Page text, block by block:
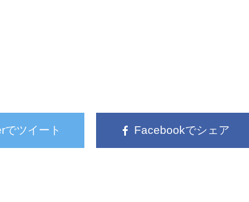
でツイート Facebookでシェア